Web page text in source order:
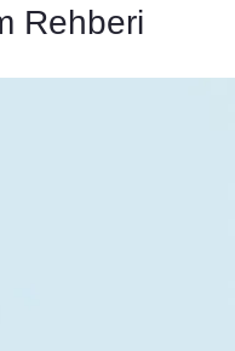
Rehberi